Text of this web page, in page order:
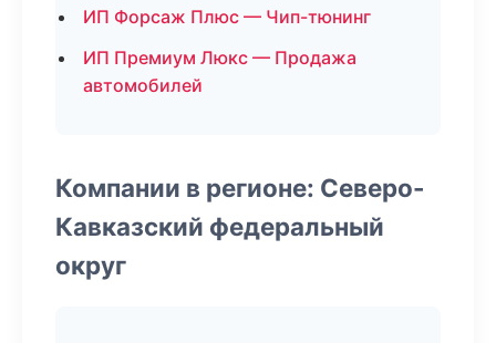
ИП Форсаж Плюс — Чип-тюнинг
ИП Премиум Люкс — Продажа
автомобилей
Компании в регионе: Северо-
Кавказский федеральный
округ